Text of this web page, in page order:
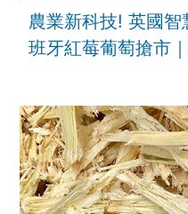
農業新科技! 英國
班牙紅莓葡萄搶市